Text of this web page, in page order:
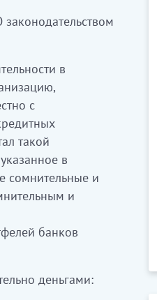
в
с
такой
в
сомнительные и
и
банков
деньгами: